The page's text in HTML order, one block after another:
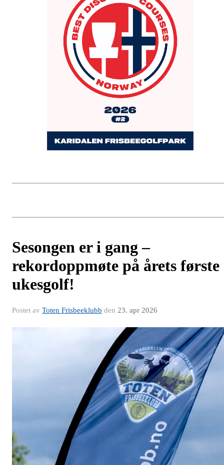
Sesongen er i gang –
rekordoppmøte på årets første
ukesgolf!
Postet av Toten Frisbeeklubb den 23. apr 2026